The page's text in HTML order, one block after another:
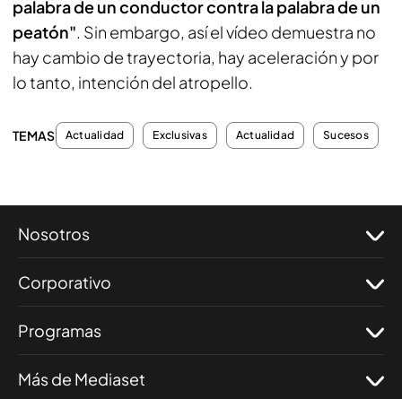
palabra de un conductor contra la palabra de un
peatón". Sin embargo, así el vídeo demuestra no
hay cambio de trayectoria, hay aceleración y por
lo tanto, intención del atropello.
TEMAS Actualidad Exclusivas Actualidad Sucesos
Nosotros
Corporativo
Programas
Más de Mediaset